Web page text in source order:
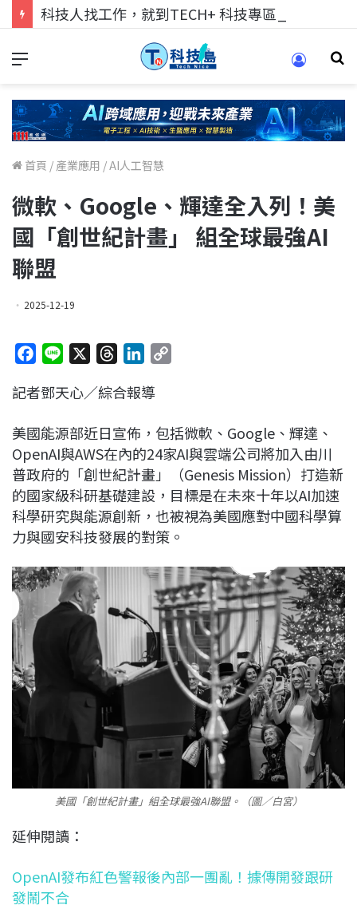
科技人找工作，就到TECH+ 科技專區!
首頁 / 產業應用 /AI人工智慧
微軟、Google、輝達全入列！美
國「創世紀計畫」 組全球最強AI
聯盟
2025-12-19
c
b
o
o
k
n
r
a
d
s
n
e
d
I
n
L
i
k
記者鄧天心／綜合報導
美國能源部近日宣佈，包括微軟、Google、輝達、
OpenAI與AWS在內的24家AI與雲端公司將加入由川
普政府的「創世紀計畫」（Genesis Mission）打造新
的國家級科研基礎建設，目標是在未來十年以AI加速
科學研究與能源創新，也被視為美國應對中國科學算
力與國安科技發展的對策。
美國「創世紀計畫」組全球最強AI聯盟。（圖／白宮）
延伸閱讀：
OpenAI發布紅色警報後內部一團亂！據傳開發跟研
發鬧不合​